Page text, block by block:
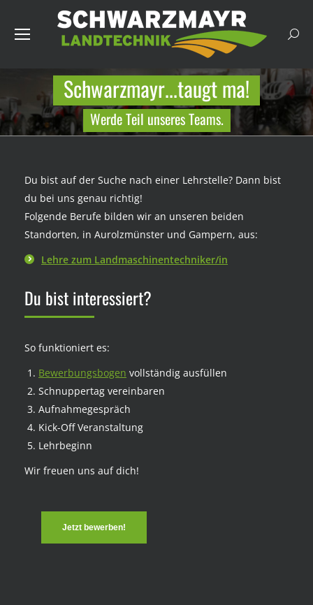
Schwarzmayr...taugt ma!
Werde Teil unseres Teams.
You are here:
Du bist auf der Suche nach einer Lehrstelle? Dann bist
du bei uns genau richtig!
Folgende Berufe bilden wir an unseren beiden
Standorten, in Aurolzmünster und Gampern, aus:
Lehre zum Landmaschinentechniker/in
Du bist interessiert?
So funktioniert es:
Bewerbungsbogen vollständig ausfüllen
Schnuppertag vereinbaren
Aufnahmegespräch
Kick-Off Veranstaltung
Lehrbeginn
Wir freuen uns auf dich!
Jetzt bewerben!